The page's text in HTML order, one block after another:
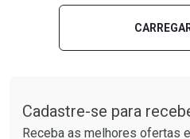
Laboratório
Por Menos
Cadastre-se para
Receba as melhores ofertas